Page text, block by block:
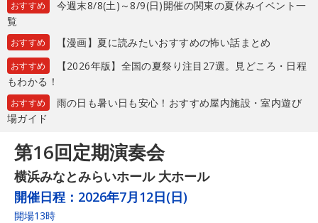
おすすめ
今週末8/8(土)～8/9(日)開催の関東の夏休みイベント一
覧
おすすめ 【漫画】夏に読みたいおすすめの怖い話まとめ
おすすめ
【2026年版】全国の夏祭り注目27選。見どころ・日程
もわかる！
おすすめ
雨の日も暑い日も安心！おすすめ屋内施設・室内遊び
場ガイド
第16回定期演奏会
横浜みなとみらいホール 大ホール
開催日程： 2026年7月12日(日)
開場13時